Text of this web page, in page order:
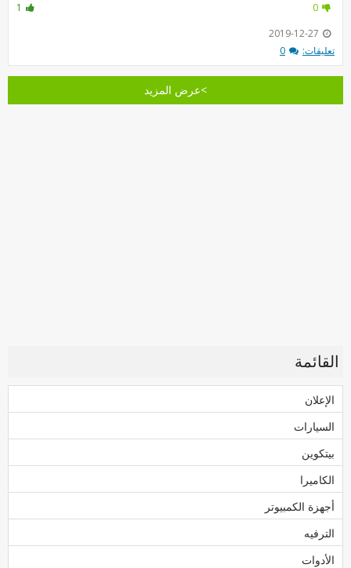
1
0
2019-12-27
تعليقات:
0
>عرض المزيد
القائمة
الإعلان
السيارات
بيتكوين
الكاميرا
أجهزة الكمبيوتر
الترفيه
الأدوات